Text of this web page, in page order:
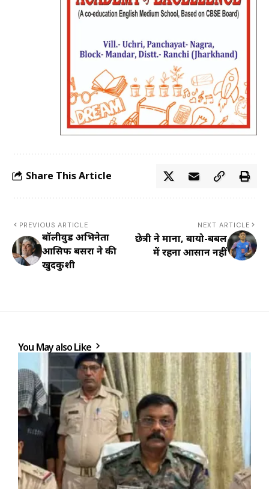
Share This Article
PREVIOUS ARTICLE
बॉलीवुड अभिनेता
आसिफ बसरा ने की
खुदकुशी
NEXT ARTICLE
छेत्री ने माना, बायो-बबल
में रहना आसान नहीं
You May also Like